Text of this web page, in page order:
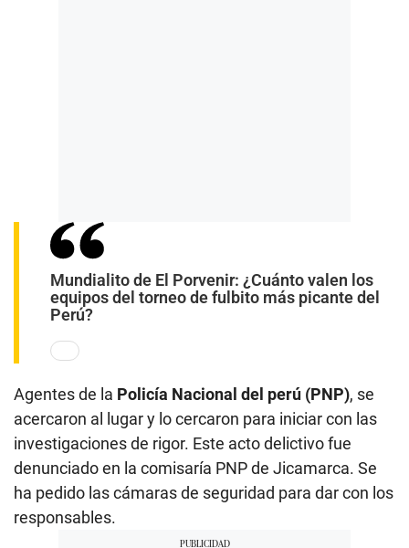
Mundialito de El Porvenir: ¿Cuánto valen los
equipos del torneo de fulbito más picante del
Perú?
Agentes de la Policía Nacional del perú (PNP), se
acercaron al lugar y lo cercaron para iniciar con las
investigaciones de rigor. Este acto delictivo fue
denunciado en la comisaría PNP de Jicamarca. Se
ha pedido las cámaras de seguridad para dar con los
responsables.